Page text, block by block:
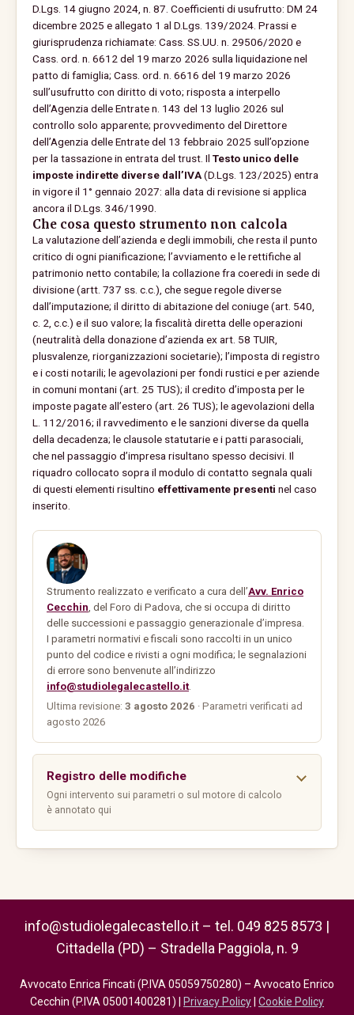
D.Lgs. 14 giugno 2024, n. 87. Coefficienti di usufrutto: DM 24
dicembre 2025 e allegato 1 al D.Lgs. 139/2024. Prassi e
giurisprudenza richiamate: Cass. SS.UU. n. 29506/2020 e
Cass. ord. n. 6612 del 19 marzo 2026 sulla liquidazione nel
patto di famiglia; Cass. ord. n. 6616 del 19 marzo 2026
sull’usufrutto con diritto di voto; risposta a interpello
dell’Agenzia delle Entrate n. 143 del 13 luglio 2026 sul
controllo solo apparente; provvedimento del Direttore
dell’Agenzia delle Entrate del 13 febbraio 2025 sull’opzione
per la tassazione in entrata del trust. Il Testo unico delle
imposte indirette diverse dall’IVA(D.Lgs. 123/2025) entra
in vigore il 1° gennaio 2027: alla data di revisione si applica
ancora il D.Lgs. 346/1990.
Che cosa questo strumento non calcola
La valutazione dell’azienda e degli immobili, che resta il punto
critico di ogni pianificazione; l’avviamento e le rettifiche al
patrimonio netto contabile; la collazione fra coeredi in sede di
divisione (artt. 737 ss. c.c.), che segue regole diverse
dall’imputazione; il diritto di abitazione del coniuge (art. 540,
c. 2, c.c.) e il suo valore; la fiscalità diretta delle operazioni
(neutralità della donazione d’azienda ex art. 58 TUIR,
plusvalenze, riorganizzazioni societarie); l’imposta di registro
e i costi notarili; le agevolazioni per fondi rustici e per aziende
in comuni montani (art. 25 TUS); il credito d’imposta per le
imposte pagate all’estero (art. 26 TUS); le agevolazioni della
L. 112/2016; il ravvedimento e le sanzioni diverse da quella
della decadenza; le clausole statutarie e i patti parasociali,
che nel passaggio d’impresa risultano spesso decisivi. Il
riquadro collocato sopra il modulo di contatto segnala quali
di questi elementi risultino effettivamente presenti nel caso
inserito.
Strumento realizzato e verificato a cura dell’Avv. Enrico
Cecchin, del Foro di Padova, che si occupa di diritto
delle successioni e passaggio generazionale d’impresa.
I parametri normativi e fiscali sono raccolti in un unico
punto del codice e rivisti a ogni modifica; le segnalazioni
di errore sono benvenute all’indirizzo
info@studiolegalecastello.it.
Ultima revisione: 3 agosto 2026 · Parametri verificati ad
agosto 2026
Registro delle modifiche
Ogni intervento sui parametri o sul motore di calcolo
è annotato qui
info@studiolegalecastello.it – tel. 049 825 8573 |
Cittadella (PD) – Stradella Paggiola, n. 9
Avvocato Enrica Fincati (P.IVA 05059750280) – Avvocato Enrico
Cecchin (P.IVA 05001400281) |
Privacy Policy Cookie Policy